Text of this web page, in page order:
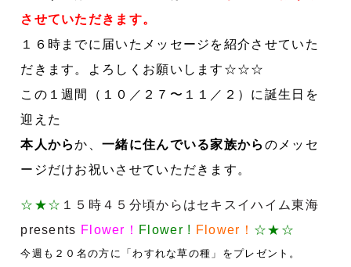
させていただきます。
１６時までに届いたメッセージを紹介させていた
だきます。よろしくお願いします☆☆☆
この１週間（１０／２７〜１１／２）に誕生日を
迎えた
本人からか、一緒に住んでいる家族から のメッセ
ージだけお祝いさせていただきます。
☆★☆ １５時４５分頃からはセキスイハイム東海
presents Flower！ Flower ! Flower！ ☆★☆
今週も２０名の方に「わすれな草の種」をプレゼント。